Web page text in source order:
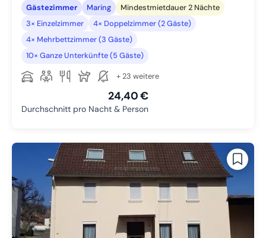
Gästezimmer Maring
Mindestmietdauer 2 Nächte
3× Einzelzimmer
4× Doppelzimmer (2 Gäste)
4× Mehrbettzimmer (3 Gäste)
10× Ganze Unterkünfte (5 Gäste)
+ 23 weitere
24,40 €
Durchschnitt pro Nacht & Person